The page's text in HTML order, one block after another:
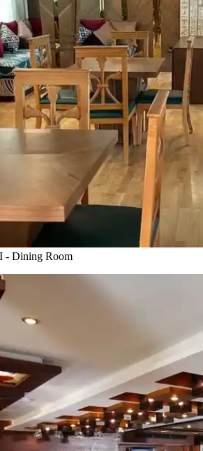
- Dining Room